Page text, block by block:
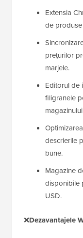
Extensia
de
prețurilor
marjele.
Editorul de
filigranele
descrierile
bune.
Magazine
disponibile
USD.
❌Dezavantajele